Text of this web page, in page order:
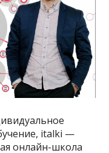
italki —
онлайн-школа